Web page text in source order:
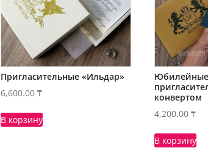
Пригласительные «Ильдар»
6,600.00 ₸
В корзину
Юбилейные
конвертом
4,200.00 ₸
В корзину